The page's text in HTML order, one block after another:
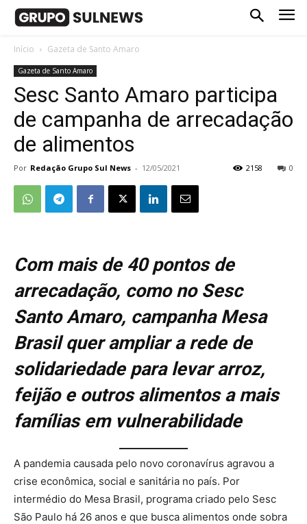
Início Gazeta de Santo Amaro
Gazeta de Santo Amaro
Sesc Santo Amaro participa
de campanha de arrecadação
de alimentos
Por Redação Grupo Sul News - 12/05/2021 0
2158
Com mais de 40 pontos de
arrecadação, como no Sesc
Santo Amaro, campanhaMesa
Brasil quer ampliar a rede de
solidariedade para levar arroz,
feijão e outros alimentos a mais
famílias em vulnerabilidade
A pandemia causada pelo novo coronavírus agravou a
crise econômica, social e sanitária no país. Por
intermédio do Mesa Brasil, programa criado pelo Sesc
São Paulo há 26 anos e que busca alimentos onde sobra